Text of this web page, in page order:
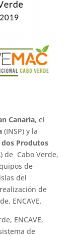
Canaria, el
(INSP) y la
dos Produtos
de Cabo Verde,
de
del
de
ENCAVE.
ENCAVE,
de